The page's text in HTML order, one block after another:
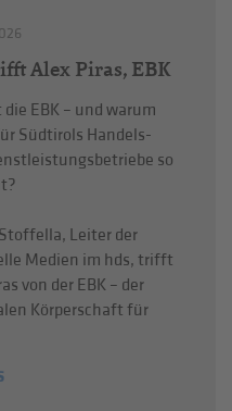
Alex Piras, EBK
EBK – und warum
Südtirols Handels-
so
Leiter der
Medien im hds, trifft
von der EBK – der
Körperschaft für